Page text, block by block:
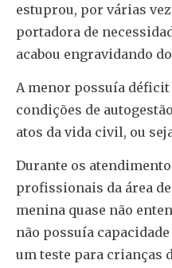
estuprou, por várias
portadora de
acabou engravidando
A menor possuía
condições de
atos da vida civil, ou
Durante os
profissionais da área
menina quase não
não possuía
um teste para crianças